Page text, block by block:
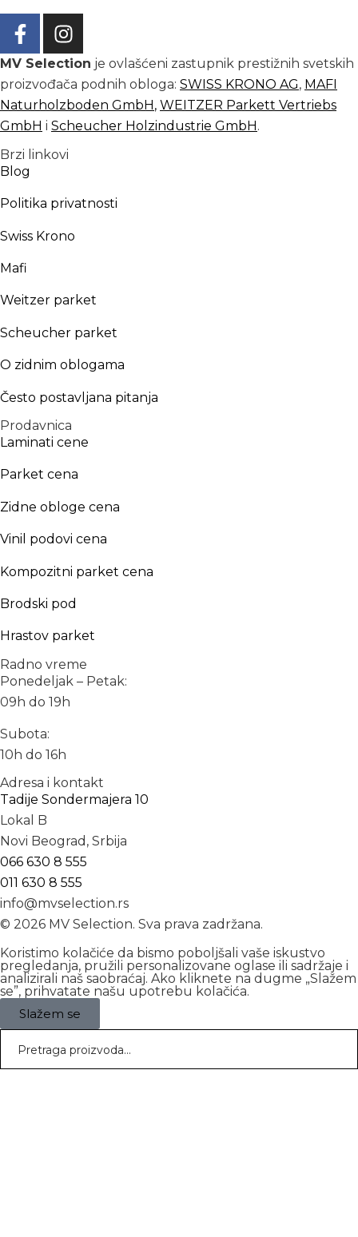
MV Selection je ovlašćeni zastupnik prestižnih svetskih
proizvođača podnih obloga: SWISS KRONO AG, MAFI
Naturholzboden GmbH , WEITZER Parkett Vertriebs
GmbH i Scheucher Holzindustrie GmbH .
Brzi linkovi
Blog
Politika privatnosti
Swiss Krono
Mafi
Weitzer parket
Scheucher parket
O zidnim oblogama
Često postavljana pitanja
Prodavnica
Laminati cene
Parket cena
Zidne obloge cena
Vinil podovi cena
Kompozitni parket cena
Brodski pod
Hrastov parket
Radno vreme
Ponedeljak – Petak:
09h do 19h
Subota:
10h do 16h
Adresa i kontakt
Tadije Sondermajera 10
Lokal B
Novi Beograd, Srbija
066 630 8 555
011 630 8 555
info@mvselection.rs
© 2026 MV Selection. Sva prava zadržana.
Koristimo kolačiće da bismo poboljšali vaše iskustvo
pregledanja, pružili personalizovane oglase ili sadržaje i
analizirali naš saobraćaj. Ako kliknete na dugme „Slažem
se”, prihvatate našu upotrebu kolačića.
Slažem se